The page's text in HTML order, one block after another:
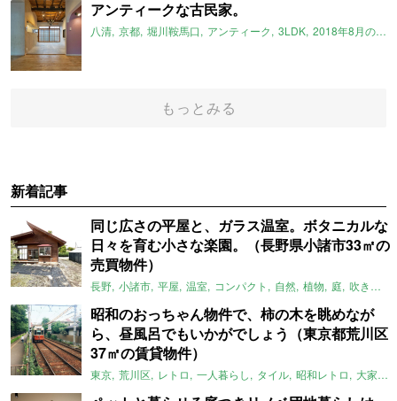
アンティークな古民家。
八清 京都 堀川鞍馬口 アンティーク 3LDK 2018年8月のおすすめ
もっとみる
新着記事
同じ広さの平屋と、ガラス温室。ボタニカルな
日々を育む小さな楽園。（長野県小諸市33㎡の
売買物件）
長野 小諸市 平屋 温室 コンパクト 自然 植物 庭 吹き抜け
昭和のおっちゃん物件で、柿の木を眺めなが
ら、昼風呂でもいかがでしょう（東京都荒川区
37㎡の賃貸物件）
東京 荒川区 レトロ 一人暮らし タイル 昭和レトロ 大家女子